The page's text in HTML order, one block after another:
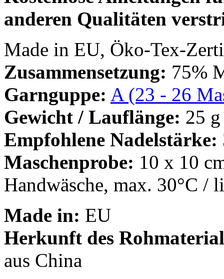
anderen Qualitäten
Made in EU, Öko-Tex-
Zusammensetzung: 75%
Garnguppe: A (23 - 26
Gewicht / Lauflänge: 25
Empfohlene Nadelstärke:
Maschenprobe: 10 x 10
Handwäsche, max. 30°C /
Made in: EU
Herkunft des
aus China